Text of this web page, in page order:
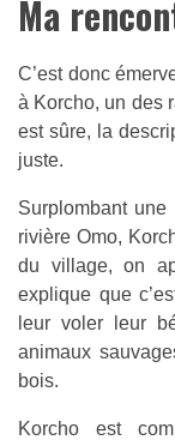
Ma
C’est donc
à Korcho, un des
est sûre, la
juste.
Surplombant
rivière Omo,
du village, on
explique que
leur voler leur
animaux
bois.
Korcho est